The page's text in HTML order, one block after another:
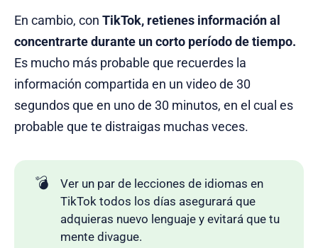
En cambio, con TikTok, retienes información al
concentrarte durante un corto período de tiempo.
Es mucho más probable que recuerdes la
información compartida en un video de 30
segundos que en uno de 30 minutos, en el cual es
probable que te distraigas muchas veces.
💣
Ver un par de lecciones de idiomas en
TikTok todos los días asegurará que
adquieras nuevo lenguaje y evitará que tu
mente divague.